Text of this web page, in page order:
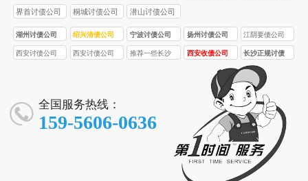
界首讨债公司 桐城讨债公司 潜山讨债公司
湖州讨债公司 绍兴清债公司 宁波讨债公司 扬州讨债公司 江阴要债公司
西安讨债公司
验，5 亿 + 追
回欠款
西安讨债公司
务，3000 + 案
例零投诉
推荐一些长沙
西安收债公司
专业处理疑难
债务！西安讨
债 / 要债公司，
93% 成功率，
服务全西安
长沙正规讨债
公司的收费标
准受哪些因素
影响？
全国服务热线：
159-5606-0636